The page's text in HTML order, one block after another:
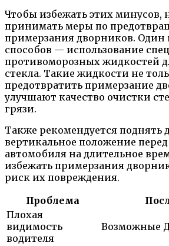
Чтобы избежать этих минусов,
принимать меры по
примерзания дворников.
способов — использование
противоморозных жидкостей
стекла. Такие жидкости не
предотвратить примерзание
улучшают качество очистки
грязи.
Также рекомендуется поднять
вертикальное положение
автомобиля на длительное
избежать примерзания
риск их повреждения.
Проблема
Плохая
видимость
водителя
Возможные